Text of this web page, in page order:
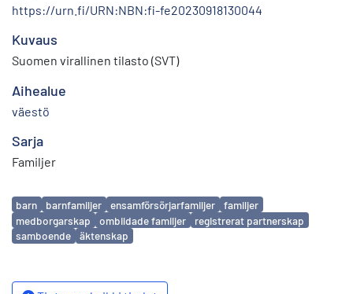
https://urn.fi/URN:NBN:fi-fe20230918130044
Kuvaus
Suomen virallinen tilasto (SVT)
Aihealue
väestö
Sarja
Familjer
Avainsanat
barn barnfamiljer ensamförsörjarfamiljer
familjer
medborgarskap
ombildade familjer
registrerat partnerskap
samboende
äktenskap